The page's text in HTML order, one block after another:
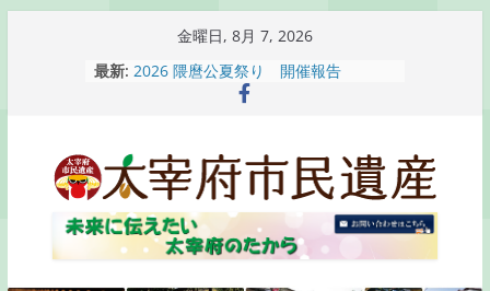
金曜日, 8月 7, 2026
最新: 2026 隈麿公夏祭り 開催報告
通古賀歴史勉強会が開催されます
梅香苑夏まつり子どもみこし開催のお
知らせ
木うそ絵付け体験のお知らせ